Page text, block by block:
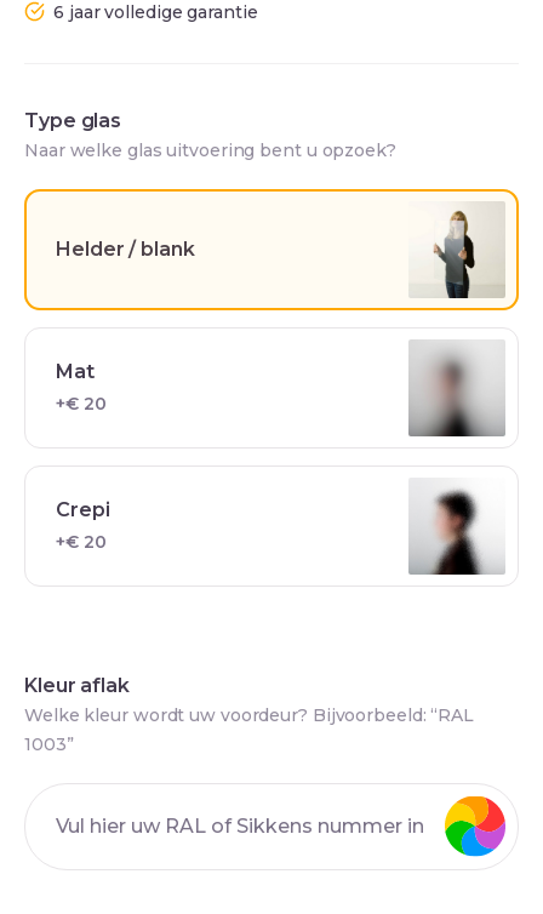
6 jaar volledige garantie
Type glas
Naar welke glas uitvoering bent u opzoek?
Helder / blank
Mat
+€ 20
Crepi
+€ 20
Kleur aflak
Welke kleur wordt uw voordeur? Bijvoorbeeld: “RAL
1003”